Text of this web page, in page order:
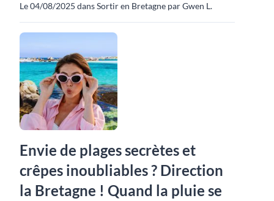
Le 04/08/2025 dans Sortir en Bretagne par Gwen L.
Envie de plages secrètes et
crêpes inoubliables ? Direction
la Bretagne ! Quand la pluie se